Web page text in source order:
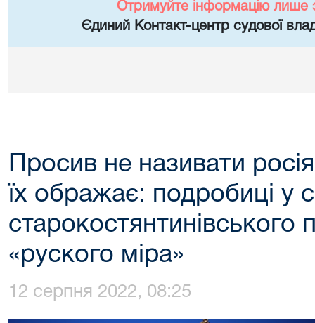
Отримуйте інформацію лише
Єдиний Контакт-центр судової
Просив не називати
їх ображає: подробиці у
старокостянтинівського
«руского міра»
12 серпня 2022, 08:25